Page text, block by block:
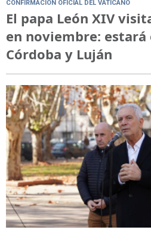
CONFIRMACIÓN OFICIAL DEL VATICANO
El papa León XIV
en noviembre: estará
Córdoba y Luján